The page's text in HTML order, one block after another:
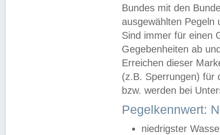
Bundes mit den
ausgewählten
Sind immer für einen
Gegebenheiten ab
Erreichen dieser
(z.B. Sperrungen) für
bzw. werden bei
Pegelkennwert:
niedrigster